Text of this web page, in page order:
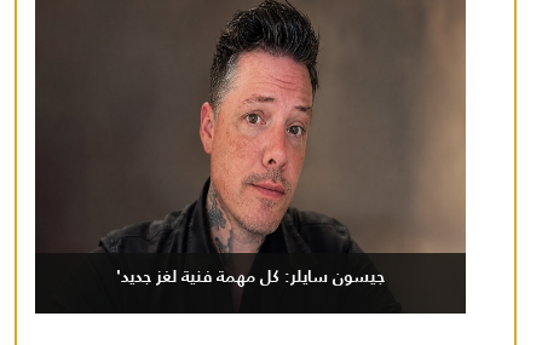
جيسون سايلر: كل مهمة فنية لغز جديد'